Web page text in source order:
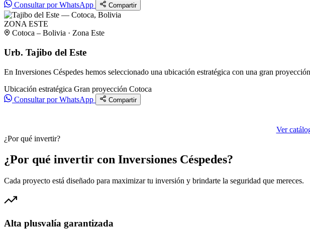
Consultar por WhatsApp
Compartir
ZONA ESTE
Cotoca – Bolivia · Zona Este
Urb. Tajibo del Este
En Inversiones Céspedes hemos seleccionado una ubicación estratégica con una gran
Ubicación estratégica Gran proyección Cotoca
Consultar por WhatsApp
Compartir
Ver
¿Por qué invertir?
¿Por qué invertir con Inversiones Céspedes?
Cada proyecto está diseñado para maximizar tu inversión y brindarte la seguridad que mereces.
Alta plusvalía garantizada